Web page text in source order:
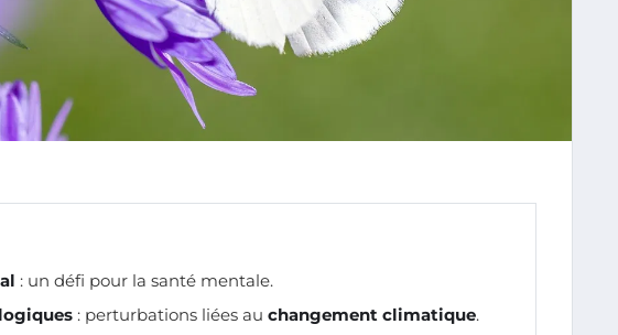
: un défi pour la santé mentale.
: perturbations liées au changement climatique.